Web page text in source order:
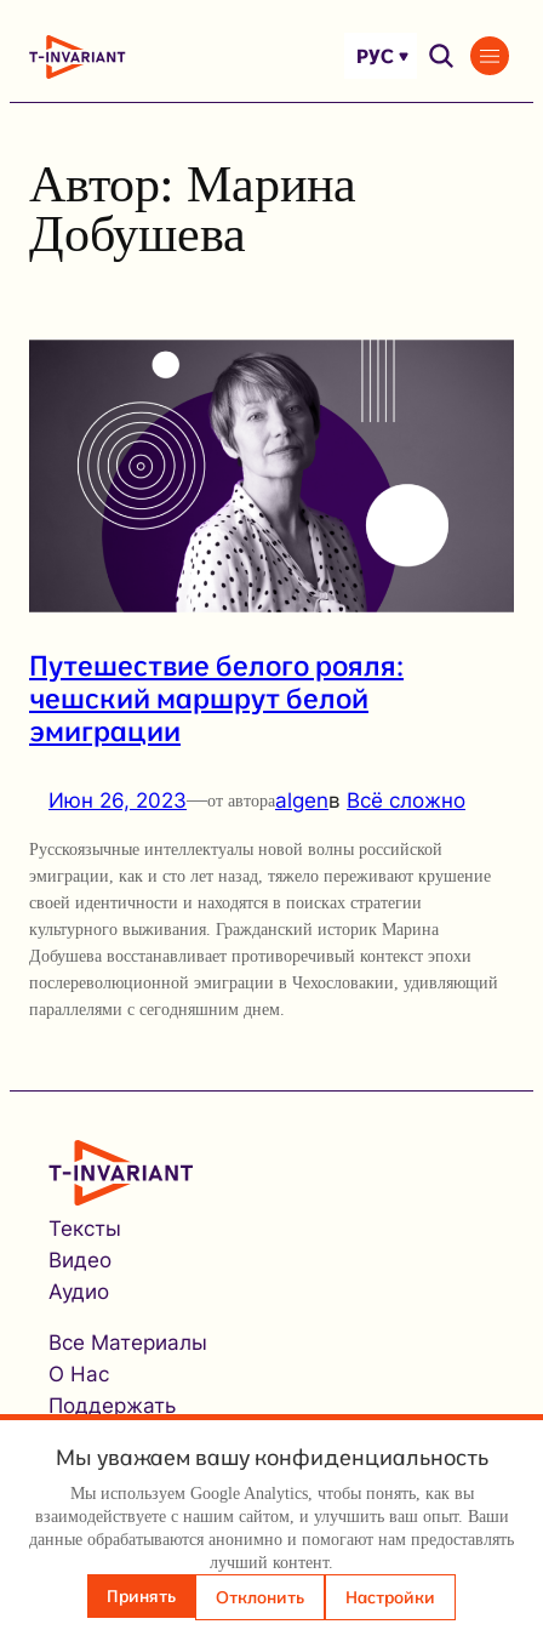
РУС
Автор: Марина
Добушева
Путешествие белого рояля:
чешский маршрут белой
эмиграции
Июн 26, 2023—от автораalgenв Всё сложно
Русскоязычные интеллектуалы новой волны российской
эмиграции, как и сто лет назад, тяжело переживают крушение
своей идентичности и находятся в поисках стратегии
культурного выживания. Гражданский историк Марина
Добушева восстанавливает противоречивый контекст эпохи
послереволюционной эмиграции в Чехословакии, удивляющий
параллелями с сегодняшним днем.
Тексты
Видео
Аудио
Все Материалы
О Нас
Поддержать
© Т-инвариант / T-invariant, 2026
Мы уважаем вашу конфиденциальность
Мы используем Google Analytics, чтобы понять, как вы
взаимодействуете с нашим сайтом, и улучшить ваш опыт. Ваши
данные обрабатываются анонимно и помогают нам предоставлять
лучший контент.
Принять Отклонить Настройки